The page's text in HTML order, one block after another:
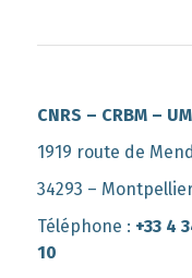
CNRS – CRBM –
1919 route de
34293 –
Téléphone : +33 4
10